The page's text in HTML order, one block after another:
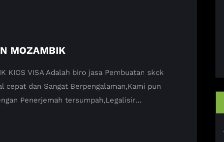
MOZAMBIK
KIOS VISA Adalah biro jasa Pembuatan skck
dan Sangat Berpengalaman,Kami pun
Penerjemah tersumpah,Legalisir…